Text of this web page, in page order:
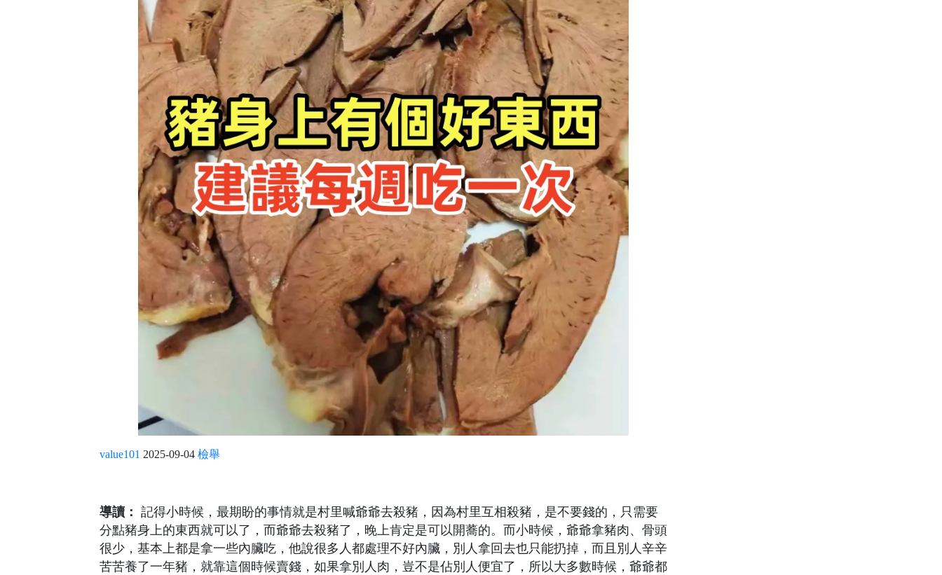
value101 2025-09-04 檢舉
導讀： 記得小時候，最期盼的事情就是村里喊爺爺去殺豬，因為村里互相殺豬，是不要錢的，只需要
分點豬身上的東西就可以了，而爺爺去殺豬了，晚上肯定是可以開蕎的。而小時候，爺爺拿豬肉、骨頭
很少，基本上都是拿一些內臟吃，他說很多人都處理不好內臟，別人拿回去也只能扔掉，而且別人辛辛
苦苦養了一年豬，就靠這個時候賣錢，如果拿別人肉，豈不是佔別人便宜了，所以大多數時候，爺爺都